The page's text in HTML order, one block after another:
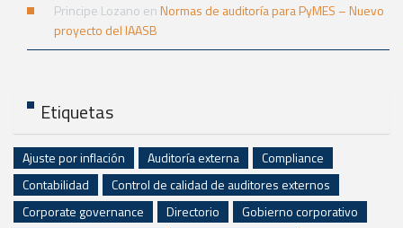
Principe Lozano enNormas de auditoría para PyMES – Nuevo
proyecto del IAASB
Etiquetas
Ajuste por inflación Auditoría externa
Compliance
Contabilidad
Control de calidad de auditores externos
Corporate governance
Directorio
Gobierno corporativo